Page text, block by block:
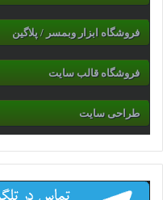
فروشگاه ابزار وبمسر / پلاگین
فروشگاه قالب سایت
طراحی سایت